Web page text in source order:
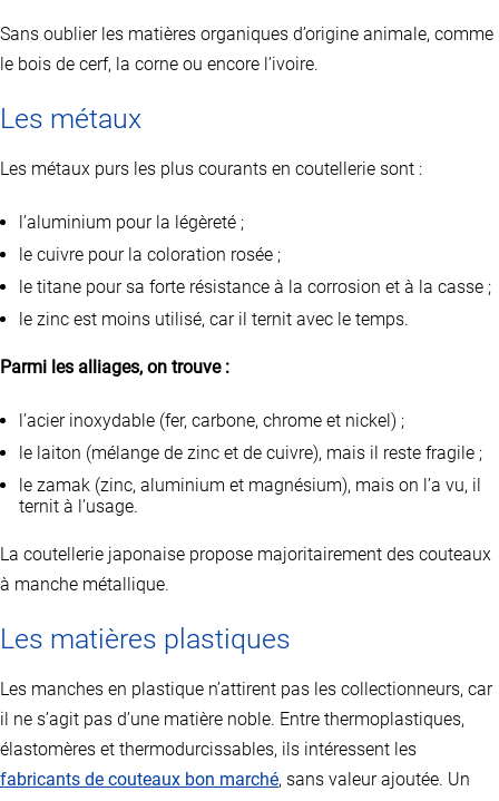
Sans oublier les matières organiques d’origine animale, comme
le bois de cerf, la corne ou encore l’ivoire.
Les métaux
Les métaux purs les plus courants en coutellerie sont :
l’aluminium pour la légèreté ;
le cuivre pour la coloration rosée ;
le titane pour sa forte résistance à la corrosion et à la casse ;
le zinc est moins utilisé, car il ternit avec le temps.
Parmi les alliages, on trouve :
l’acier inoxydable (fer, carbone, chrome et nickel) ;
le laiton (mélange de zinc et de cuivre), mais il reste fragile ;
le zamak (zinc, aluminium et magnésium), mais on l’a vu, il
ternit à l’usage.
La coutellerie japonaise propose majoritairement des couteaux
à manche métallique.
Les matières plastiques
Les manches en plastique n’attirent pas les collectionneurs, car
il ne s’agit pas d’une matière noble. Entre thermoplastiques,
élastomères et thermodurcissables, ils intéressent les
fabricants de couteaux bon marché, sans valeur ajoutée. Un